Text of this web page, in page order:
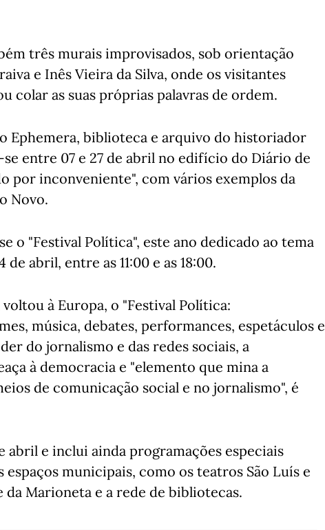
três murais improvisados, sob orientação
e Inês Vieira da Silva, onde os visitantes
colar as suas próprias palavras de ordem.
Ephemera, biblioteca e arquivo do historiador
se entre 07 e 27 de abril no edifício do Diário de
por inconveniente", com vários exemplos da
Novo.
o "Festival Política", este ano dedicado ao tema
de abril, entre as 11:00 e as 18:00.
à Europa, o "Festival Política:
música, debates, performances, espetáculos e
do jornalismo e das redes sociais, a
à democracia e "elemento que mina a
de comunicação social e no jornalismo", é
abril e inclui ainda programações especiais
municipais, como os teatros São Luís e
da Marioneta e a rede de bibliotecas.